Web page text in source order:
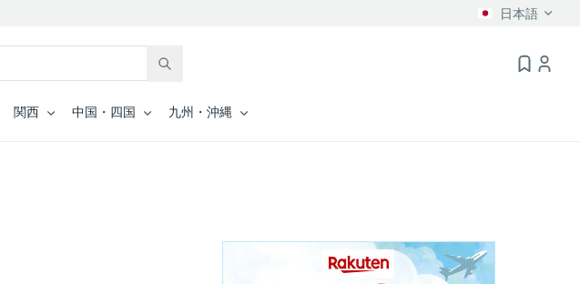
日本語
関西 中国・四国 九州・沖縄